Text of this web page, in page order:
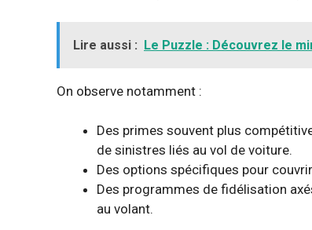
Lire aussi : Le Puzzle : Découvrez le
On observe notamment :
Des primes souvent plus
de sinistres liés au vol de voiture.
Des options spécifiques pour
Des programmes de fidélisation
au volant.